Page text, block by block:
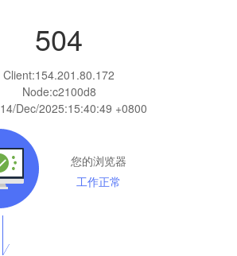
504
Client:154.201.80.172
Node:c2100d8
14/Dec/2025:15:40:49 +0800
您的浏览器
工作正常